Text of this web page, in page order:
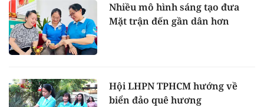
Nhiều mô hình sáng tạo đưa
Mặt trận đến gần dân hơn
Hội LHPN TPHCM hướng về
biển đảo quê hương